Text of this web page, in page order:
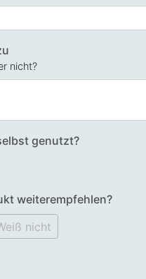
nicht?
genutzt?
weiterempfehlen?
nicht